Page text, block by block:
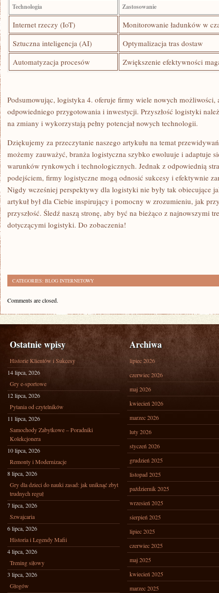
Technologia Zastosowanie
Internet rzeczy (IoT)
Monitorowanie ładunków w
Sztuczna inteligencja ⁤(AI)
Optymalizacja tras dostaw
Automatyzacja procesów
Zwiększenie efektywności
Podsumowując, logistyka 4. oferuje firmy wiele nowych możliwości,
‍odpowiedniego przygotowania i inwestycji. Przyszłość logistyki
⁢na zmiany i wykorzystają pełny potencjał nowych technologii.
Dziękujemy za przeczytanie naszego artykułu na temat
możemy zauważyć, branża logistyczna szybko ewoluuje i⁤ adaptuje
warunków rynkowych i technologicznych. Jednak z odpowiednią‍
podejściem, firmy logistyczne mogą odnosić ⁤sukcesy i efektywnie
Nigdy wcześniej perspektywy dla logistyki nie ⁤były tak obiecujące
artykuł był dla Ciebie inspirujący i pomocny w zrozumieniu, jak
przyszłość. Śledź⁣ naszą stronę, aby być na bieżąco z najnowszymi
⁤dotyczącymi logistyki. Do zobaczenia!
CATEGORIES: BLOG INTERNETOWY
Comments are closed.
Ostatnie wpisy
Historie Klientów i Sukcesy
14 lipca, 2026
Gry e-sportowe
12 lipca, 2026
Pytania od czytelników
11 lipca, 2026
Samochody Zabytkowe – Poradniki
Kolekcjonera
10 lipca, 2026
Remonty i Modernizacje
8 lipca, 2026
Gry dla dzieci do nauki zasad: jak uniknąć zbyt
trudnych reguł
7 lipca, 2026
Szwajcaria
6 lipca, 2026
Historia i Legendy Mafii
4 lipca, 2026
Trening siłowy
3 lipca, 2026
Głogów
Archiwa
lipiec 2026
czerwiec 2026
maj 2026
kwiecień 2026
marzec 2026
luty 2026
styczeń 2026
grudzień 2025
listopad 2025
październik 2025
wrzesień 2025
sierpień 2025
lipiec 2025
czerwiec 2025
maj 2025
kwiecień 2025
marzec 2025